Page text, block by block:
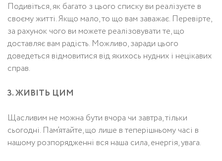
Подивіться, як багато з цього списку ви реалізуєте в
своєму житті. Якщо мало, то що вам заважає. Перевірте,
за рахунок чого ви можете реалізовувати те, що
доставляє вам радість. Можливо, заради цього
доведеться відмовитися від якихось нудних і нецікавих
справ.
3. ЖИВІТЬ ЦИМ
Щасливим не можна бути вчора чи завтра, тільки
сьогодні. Пам’ятайте, що лише в теперішньому часі в
нашому розпорядженні вся наша сила, енергія, увага.